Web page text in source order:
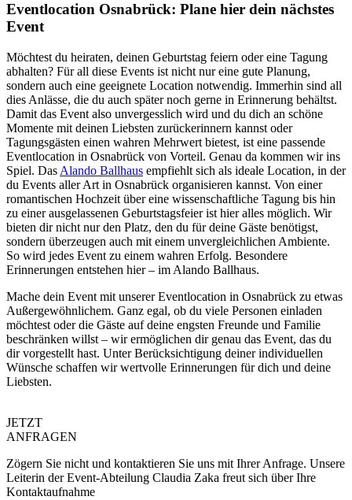
Eventlocation Osnabrück: Plane hier dein nächstes
Event
Möchtest du heiraten, deinen Geburtstag feiern oder eine Tagung
abhalten? Für all diese Events ist nicht nur eine gute Planung,
sondern auch eine geeignete Location notwendig. Immerhin sind all
dies Anlässe, die du auch später noch gerne in Erinnerung behältst.
Damit das Event also unvergesslich wird und du dich an schöne
Momente mit deinen Liebsten zurückerinnern kannst oder
Tagungsgästen einen wahren Mehrwert bietest, ist eine passende
Eventlocation in Osnabrück von Vorteil. Genau da kommen wir ins
Spiel. Das Alando Ballhaus empfiehlt sich als ideale Location, in der
du Events aller Art in Osnabrück organisieren kannst. Von einer
romantischen Hochzeit über eine wissenschaftliche Tagung bis hin
zu einer ausgelassenen Geburtstagsfeier ist hier alles möglich. Wir
bieten dir nicht nur den Platz, den du für deine Gäste benötigst,
sondern überzeugen auch mit einem unvergleichlichen Ambiente.
So wird jedes Event zu einem wahren Erfolg. Besondere
Erinnerungen entstehen hier – im Alando Ballhaus.
Mache dein Event mit unserer Eventlocation in Osnabrück zu etwas
Außergewöhnlichem. Ganz egal, ob du viele Personen einladen
möchtest oder die Gäste auf deine engsten Freunde und Familie
beschränken willst – wir ermöglichen dir genau das Event, das du
dir vorgestellt hast. Unter Berücksichtigung deiner individuellen
Wünsche schaffen wir wertvolle Erinnerungen für dich und deine
Liebsten.
JETZT
ANFRAGEN
Zögern Sie nicht und kontaktieren Sie uns mit Ihrer Anfrage. Unsere
Leiterin der Event-Abteilung Claudia Zaka freut sich über Ihre
Kontaktaufnahme